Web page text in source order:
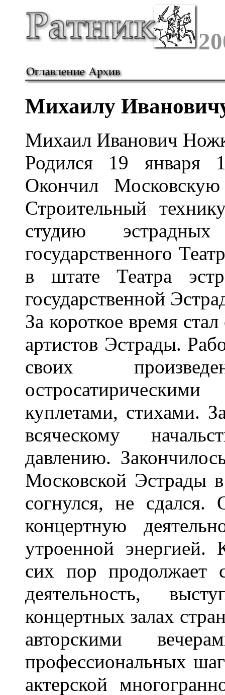
Михаилу
Михаил Иванович
Родился 19 января
Окончил
Строительный
студию
государственного
в штате Театра
государственной
За короткое время
артистов Эстрады.
своих
куплетами, стихами.
всяческому
давлению.
Московской Эстрады
согнулся, не
концертную
утроенной
сих пор продолжает
деятельность,
концертных залах
авторскими
профессиональных
актерской